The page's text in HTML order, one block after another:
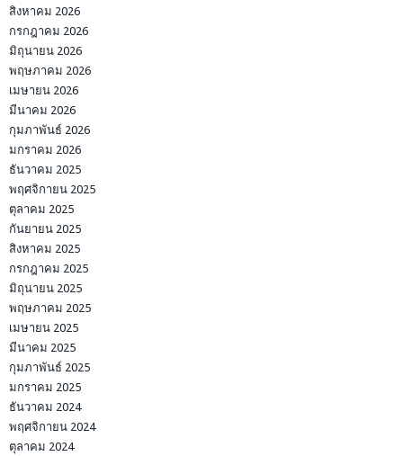
สิงหาคม 2026
กรกฎาคม 2026
มิถุนายน 2026
พฤษภาคม 2026
เมษายน 2026
มีนาคม 2026
กุมภาพันธ์ 2026
มกราคม 2026
ธันวาคม 2025
พฤศจิกายน 2025
ตุลาคม 2025
กันยายน 2025
สิงหาคม 2025
กรกฎาคม 2025
มิถุนายน 2025
พฤษภาคม 2025
เมษายน 2025
มีนาคม 2025
กุมภาพันธ์ 2025
มกราคม 2025
ธันวาคม 2024
พฤศจิกายน 2024
ตุลาคม 2024